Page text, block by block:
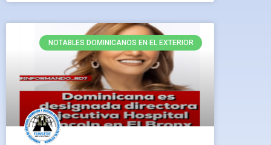
NOTABLES DOMINICANOS EN EL EXTERIOR